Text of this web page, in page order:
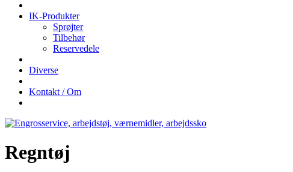
IK-Produkter
Sprøjter
Tilbehør
Reservedele
Diverse
Kontakt / Om
Regntøj